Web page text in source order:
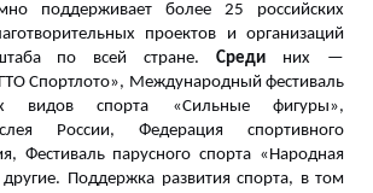
поддерживает более 25 российских
проектов и организаций
по всей стране. Среди
них —
Спортлото», Международный фестиваль
видов спорта «Сильные фигуры»,
России, Федерация спортивного
Фестиваль парусного спорта «Народная
Поддержка развития спорта, в том